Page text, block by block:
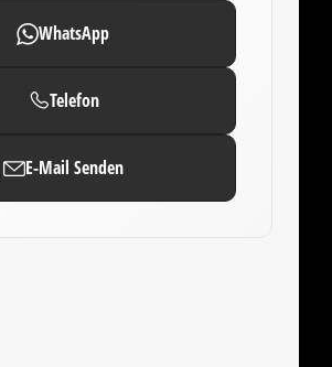
WhatsApp
Telefon
E-Mail Senden